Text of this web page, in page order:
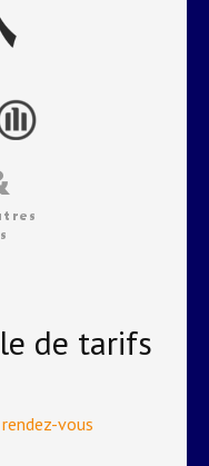
de tarifs
vous